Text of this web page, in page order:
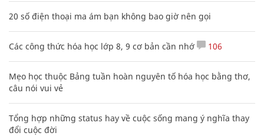
20 số điện thoại ma ám bạn không bao giờ nên gọi
Các công thức hóa học lớp 8, 9 cơ bản cần nhớ 106
Mẹo học thuộc Bảng tuần hoàn nguyên tố hóa học bằng thơ,
câu nói vui vẻ
Tổng hợp những status hay về cuộc sống mang ý nghĩa thay
đổi cuộc đời